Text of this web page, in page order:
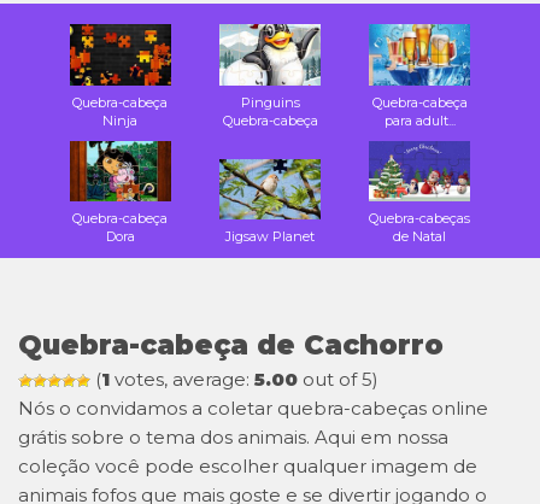
Quebra-cabeça
Ninja
Pinguins
Quebra-cabeça
Quebra-cabeça
para adult...
Quebra-cabeça
Dora
Jigsaw Planet
Quebra-cabeças
de Natal
Quebra-cabeça de Cachorro
(1 votes, average: 5.00 out of 5)
Nós o convidamos a coletar quebra-cabeças online
grátis sobre o tema dos animais. Aqui em nossa
coleção você pode escolher qualquer imagem de
animais fofos que mais goste e se divertir jogando o